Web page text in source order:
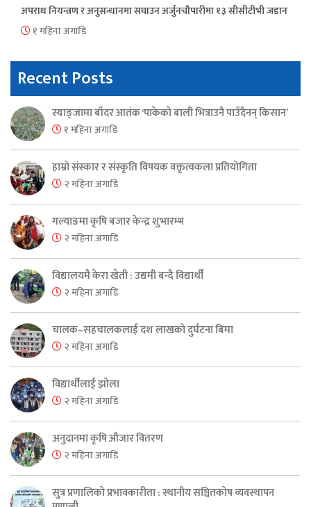
अपराध नियन्त्रण र अनुसन्धानमा सघाउन अर्जुनचौपारीमा १३ सीसीटीभी जडान
१ महिना अगाडि
Recent Posts
स्याङ्जामा बाँदर आतंक ‘पाकेको बाली भित्राउनै पाउँदैनन् किसान’
१ महिना अगाडि
हाम्रो संस्कार र संस्कृति विषयक वक्तृत्वकला प्रतियोगिता
२ महिना अगाडि
गल्याङमा कृषि बजार केन्द्र शुभारम्भ
२ महिना अगाडि
विद्यालयमै केरा खेती : उद्यमी बन्दै विद्यार्थी
२ महिना अगाडि
चालक–सहचालकलाई दश लाखको दुर्घटना बिमा
२ महिना अगाडि
विद्यार्थीलाई झोला
२ महिना अगाडि
अनुदानमा कृषि औजार वितरण
२ महिना अगाडि
सुत्र प्रणालिको प्रभावकारीता : स्थानीय सञ्चितकोष व्यवस्थापन